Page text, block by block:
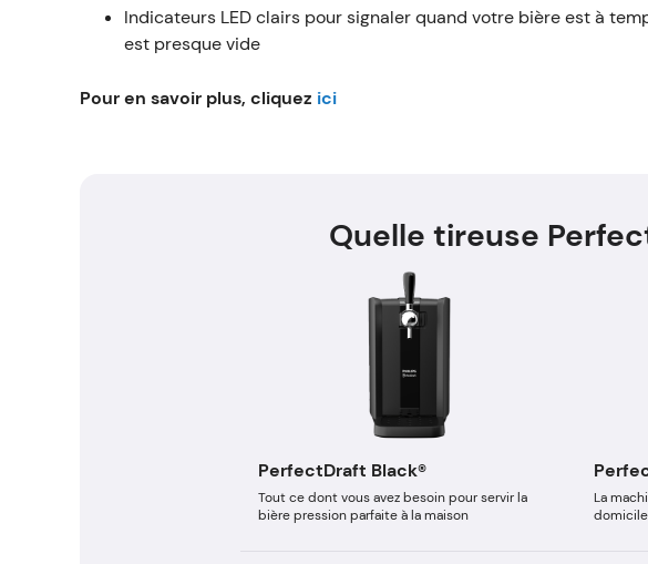
Indicateurs LED clairs pour signaler quand votre bière est à
est presque vide
Pour en savoir plus, cliquez ici
Quelle tireuse
PerfectDraft Black®
Tout ce dont vous avez besoin pour servir la
bière pression parfaite à la maison
La
domicile